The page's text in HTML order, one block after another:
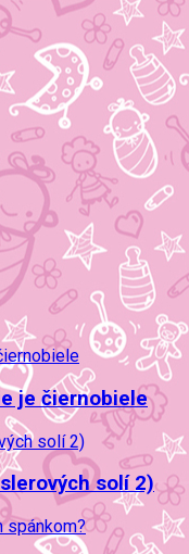
je čiernobiele
solí 2)